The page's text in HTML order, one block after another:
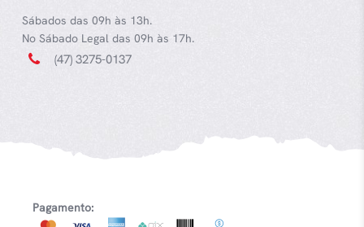
Sábados das 09h às 13h.
No Sábado Legal das 09h às 17h.
(47) 3275-0137
Pagamento: